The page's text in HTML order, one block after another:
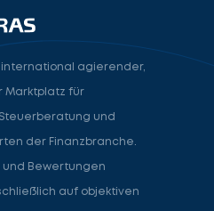
agierender,
Marktplatz für
und
der Finanzbranche.
und Bewertungen
auf objektiven